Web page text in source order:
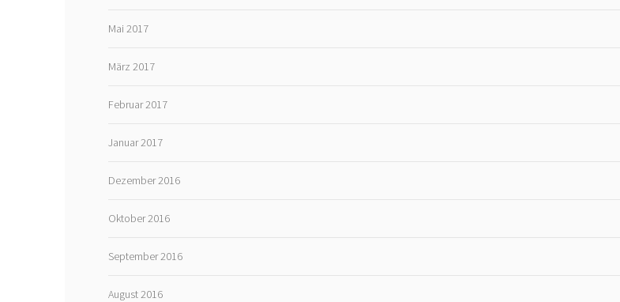
Mai 2017
März 2017
Februar 2017
Januar 2017
Dezember 2016
Oktober 2016
September 2016
August 2016